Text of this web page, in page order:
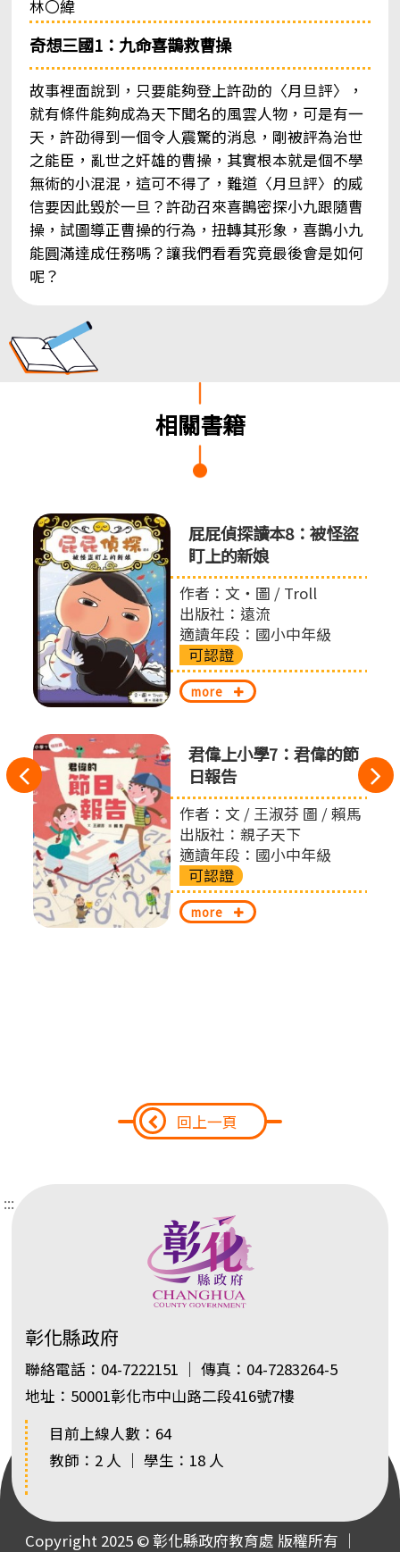
林〇緯
奇想三國1：九命喜鵲救曹操
故事裡面說到，只要能夠登上許劭的〈月旦評〉，
就有條件能夠成為天下聞名的風雲人物，可是有一
天，許劭得到一個令人震驚的消息，剛被評為治世
之能臣，亂世之奸雄的曹操，其實根本就是個不學
無術的小混混，這可不得了，難道〈月旦評〉的威
信要因此毀於一旦？許劭召來喜鵲密探小九跟隨曹
操，試圖導正曹操的行為，扭轉其形象，喜鵲小九
能圓滿達成任務嗎？讓我們看看究竟最後會是如何
呢？
相關書籍
往
左
切
換
屁屁偵探讀本8：被怪盜
盯上的新娘
作者：文‧圖 / Troll
出版社：遠流
適讀年段：國小中年級
可認證
more
君偉上小學7：君偉的節
日報告
作者：文 / 王淑芬 圖 / 賴馬
出版社：親子天下
適讀年段：國小中年級
可認證
more
回上一頁
:::
彰化縣政府
聯絡電話：04-7222151 ｜ 傳真：04-7283264-5
地址：50001彰化市中山路二段416號7樓
目前上線人數：64
教師：2 人 ｜ 學生：18 人
Copyright 2025 © 彰化縣政府教育處 版權所有 ｜